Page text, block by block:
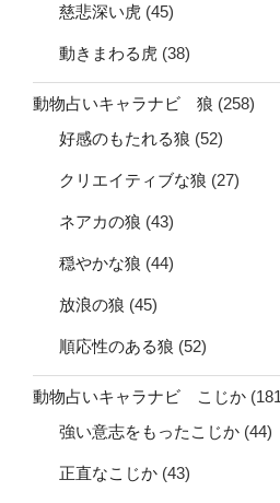
慈悲深い虎 (45)
動きまわる虎 (38)
動物占いキャラナビ 狼 (258)
好感のもたれる狼 (52)
クリエイティブな狼 (27)
ネアカの狼 (43)
穏やかな狼 (44)
放浪の狼 (45)
順応性のある狼 (52)
動物占いキャラナビ こじか
強い意志をもったこじか (44)
正直なこじか (43)